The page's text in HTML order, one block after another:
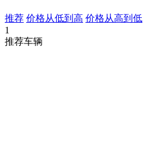
推荐 价格从低到高 价格从高到低
1
推荐车辆